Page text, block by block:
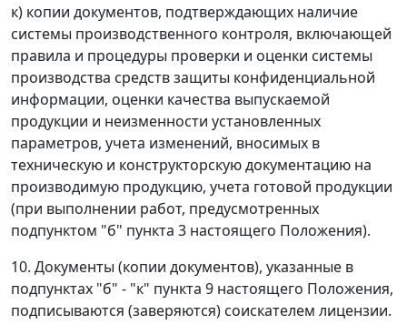
к) копии документов, подтверждающих наличие
системы производственного контроля, включающей
правила и процедуры проверки и оценки системы
производства средств защиты конфиденциальной
информации, оценки качества выпускаемой
продукции и неизменности установленных
параметров, учета изменений, вносимых в
техническую и конструкторскую документацию на
производимую продукцию, учета готовой продукции
(при выполнении работ, предусмотренных
подпунктом "б" пункта 3 настоящего Положения).
10. Документы (копии документов), указанные в
подпунктах "б" - "к" пункта 9 настоящего Положения,
подписываются (заверяются) соискателем лицензии.